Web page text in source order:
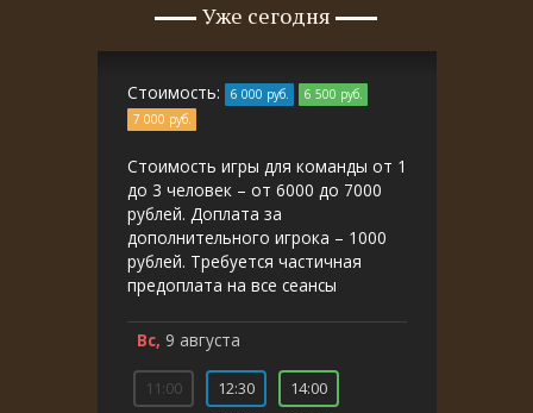
Уже сегодня